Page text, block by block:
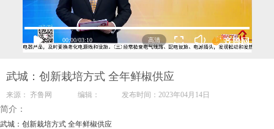
00:00/03:10
武城：创新栽培方式 全年鲜椒供应
来源： 齐鲁网 编辑： 发布时间：2023年04月14日
简介：
武城：创新栽培方式 全年鲜椒供应